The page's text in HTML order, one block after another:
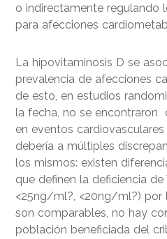
o indirectamente regulando
para afecciones
La hipovitaminosis D se
prevalencia de afecciones
de esto, en estudios
la fecha, no se encontraron
en eventos
debería a múltiples
los mismos: existen
que definen la deficiencia
<25ng/ml?, <20ng/ml?) por
son comparables, no hay
población beneficiada del